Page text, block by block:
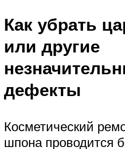
Как убрать
или другие
дефекты
Косметический
шпона проводится